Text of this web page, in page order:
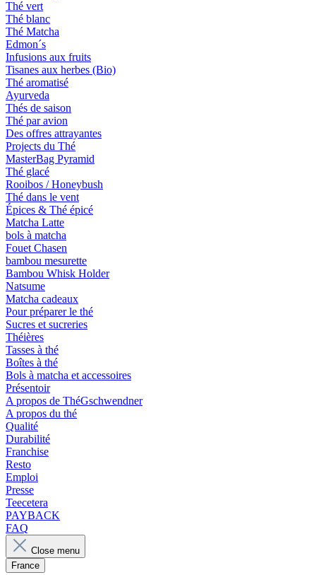
Thé vert
Thé blanc
Thé Matcha
Edmon´s
Infusions aux fruits
Tisanes aux herbes (Bio)
Thé aromatisé
Ayurveda
Thés de saison
Thé par avion
Des offres attrayantes
Projects du Thé
MasterBag Pyramid
Thé glacé
Rooibos / Honeybush
Thé dans le vent
Épices & Thé épicé
Matcha Latte
bols à matcha
Fouet Chasen
bambou mesurette
Bambou Whisk Holder
Natsume
Matcha cadeaux
Pour préparer le thé
Sucres et sucreries
Théières
Tasses à thé
Boîtes à thé
Bols à matcha et accessoires
Présentoir
A propos de ThéGschwendner
A propos du thé
Qualité
Durabilité
Franchise
Resto
Emploi
Presse
Teecetera
PAYBACK
FAQ
Close menu
France